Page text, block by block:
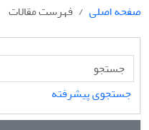
صفحه اصلی
فهرست مقالات
جستجوی پیشرفته